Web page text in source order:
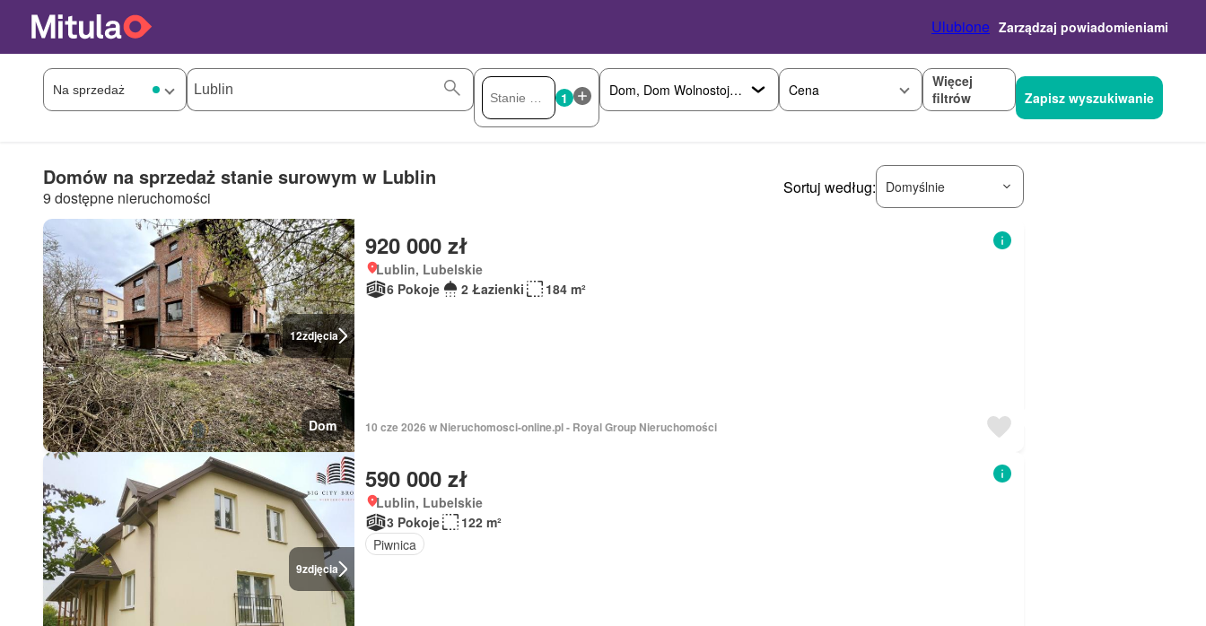
Ulubione Zarządzaj powiadomieniami
1 Cena
Więcej
filtrów
Zapisz wyszukiwanie
Domów na sprzedaż stanie surowym w Lublin
9 dostępne nieruchomości
Sortuj według: Domyślnie
12zdjęcia
Dom
920 000 zł
Lublin, Lubelskie
6 Pokoje
2 Łazienki 184 m²
10 cze 2026 w Nieruchomosci-online.pl - Royal Group Nieruchomości
9zdjęcia
590 000 zł
Lublin, Lubelskie
3 Pokoje
122 m²
Piwnica